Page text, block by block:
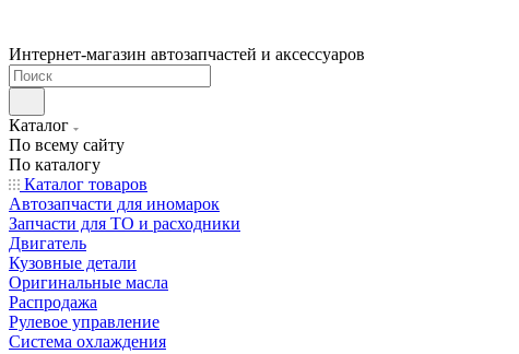
Интернет-магазин автозапчастей и аксессуаров
Каталог
По всему сайту
По каталогу
Каталог товаров
Автозапчасти для иномарок
Запчасти для ТО и расходники
Двигатель
Кузовные детали
Оригинальные масла
Распродажа
Рулевое управление
Система охлаждения